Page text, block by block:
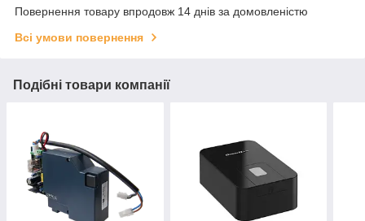
Повернення товару впродовж 14 днів за домовленістю
Всі умови повернення
Подібні товари компанії